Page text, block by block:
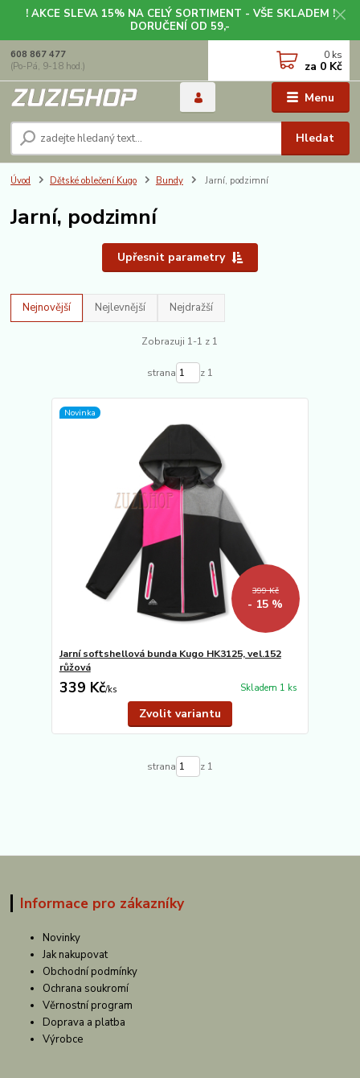
! AKCE SLEVA 15% NA CELÝ SORTIMENT - VŠE SKLADEM !
DORUČENÍ OD 59,-
Menu
Hledat
608 867 477
(Po-Pá, 9-18 hod.)
0 ks
za 0 Kč
Úvod Dětské oblečení Kugo Bundy Jarní, podzimní
Jarní, podzimní
Upřesnit parametry
Nejnovější Nejlevnější Nejdražší
Zobrazuji 1-1 z 1
strana z 1
Novinka
399 Kč
- 15 %
Jarní softshellová bunda Kugo HK3125, vel.152
růžová
339 Kč/ks Skladem 1 ks
Zvolit variantu
strana z 1
Informace pro zákazníky
Novinky
Jak nakupovat
Obchodní podmínky
Ochrana soukromí
Věrnostní program
Doprava a platba
Výrobce